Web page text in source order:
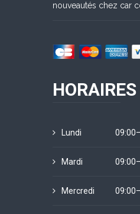
nouveautés chez car
HORAIRES
Lundi
Mardi
Mercredi